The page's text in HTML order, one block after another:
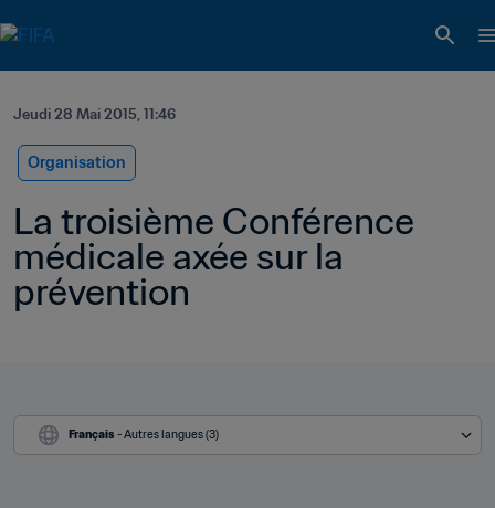
Jeudi 28 Mai 2015, 11:46
Organisation
La troisième Conférence
médicale axée sur la
prévention
Français - Autres langues (3)